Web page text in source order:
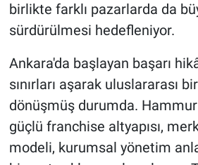
birlikte farklı pazarlarda da
sürdürülmesi hedefleniyor.
Ankara'da başlayan başarı
sınırları aşarak uluslararası
dönüşmüş durumda.
güçlü franchise altyapısı,
modeli, kurumsal yönetim